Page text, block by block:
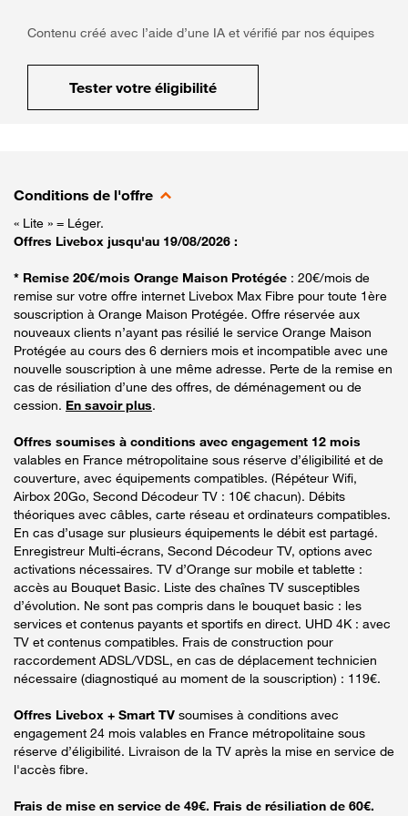
Contenu créé avec l’aide d’une IA et vérifié par nos équipes
Tester votre éligibilité
Conditions de l'offre
« Lite » = Léger.
Offres Livebox jusqu'au 19/08/2026 :
* Remise 20€/mois Orange Maison Protégée : 20€/mois de
remise sur votre offre internet Livebox Max Fibre pour toute 1ère
souscription à Orange Maison Protégée. Offre réservée aux
nouveaux clients n’ayant pas résilié le service Orange Maison
Protégée au cours des 6 derniers mois et incompatible avec une
nouvelle souscription à une même adresse. Perte de la remise en
cas de résiliation d’une des offres, de déménagement ou de
cession. En savoir plus.
Offres soumises à conditions avec engagement 12 mois
valables en France métropolitaine sous réserve d’éligibilité et de
couverture, avec équipements compatibles. (Répéteur Wifi,
Airbox 20Go, Second Décodeur TV : 10€ chacun). Débits
théoriques avec câbles, carte réseau et ordinateurs compatibles.
En cas d’usage sur plusieurs équipements le débit est partagé.
Enregistreur Multi-écrans, Second Décodeur TV, options avec
activations nécessaires. TV d’Orange sur mobile et tablette :
accès au Bouquet Basic. Liste des chaînes TV susceptibles
d’évolution. Ne sont pas compris dans le bouquet basic : les
services et contenus payants et sportifs en direct. UHD 4K : avec
TV et contenus compatibles. Frais de construction pour
raccordement ADSL/VDSL, en cas de déplacement technicien
nécessaire (diagnostiqué au moment de la souscription) : 119€.
Offres Livebox + Smart TV soumises à conditions avec
engagement 24 mois valables en France métropolitaine sous
réserve d’éligibilité. Livraison de la TV après la mise en service de
l'accès fibre.
Frais de mise en service de 49€. Frais de résiliation de 60€.